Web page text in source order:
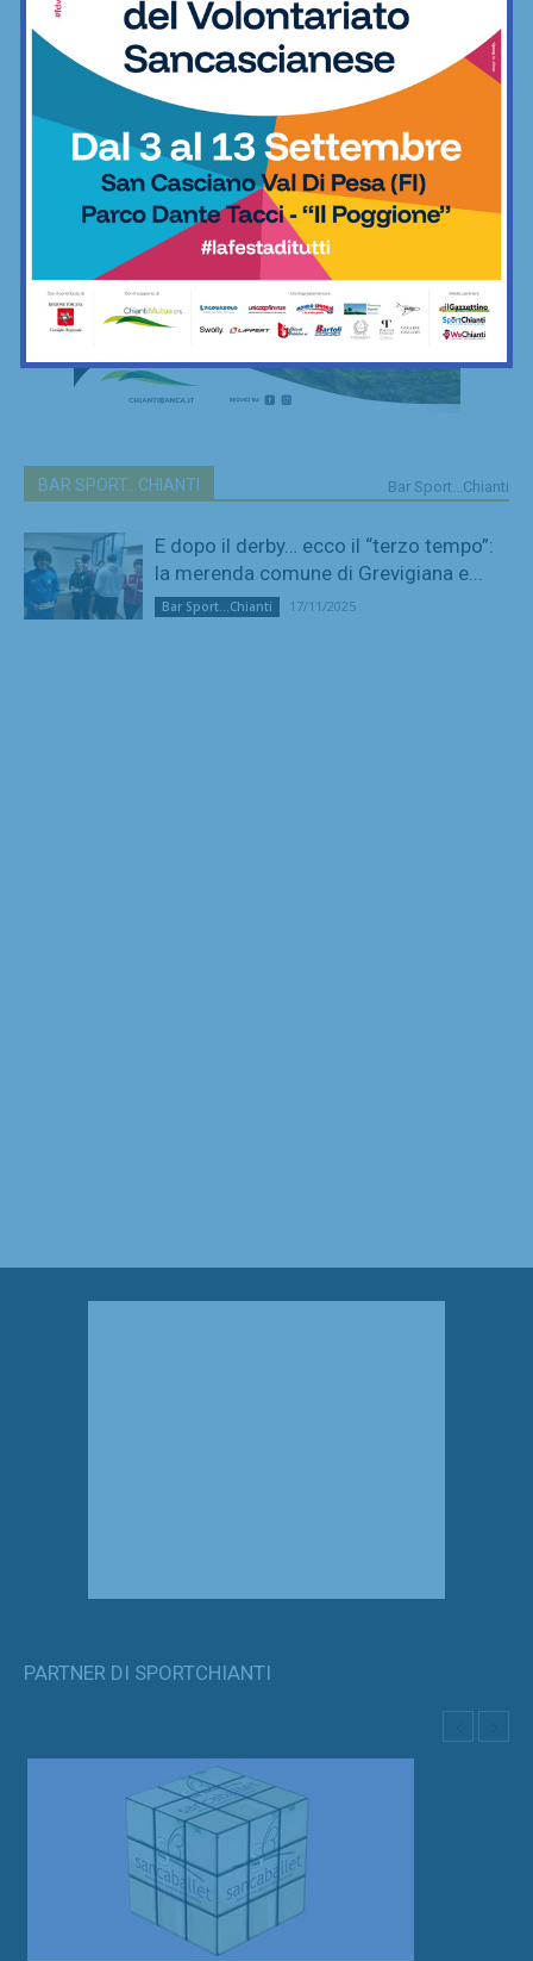
minimo indispensabile
Freestyle 06/12/2022
BAR SPORT...CHIANTI Bar Sport...Chianti
E dopo il derby… ecco il “terzo tempo”:
la merenda comune di Grevigiana e...
Bar Sport...Chianti 17/11/2025
PARTNER DI SPORTCHIANTI